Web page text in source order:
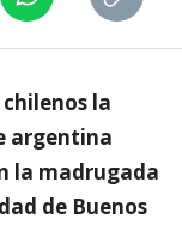
la
argentina
la madrugada
de Buenos